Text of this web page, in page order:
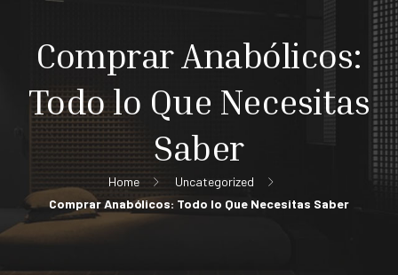
Comprar Anabólicos:
Todo lo Que Necesitas
Saber
Home
Uncategorized
Comprar Anabólicos: Todo lo Que Necesitas Saber